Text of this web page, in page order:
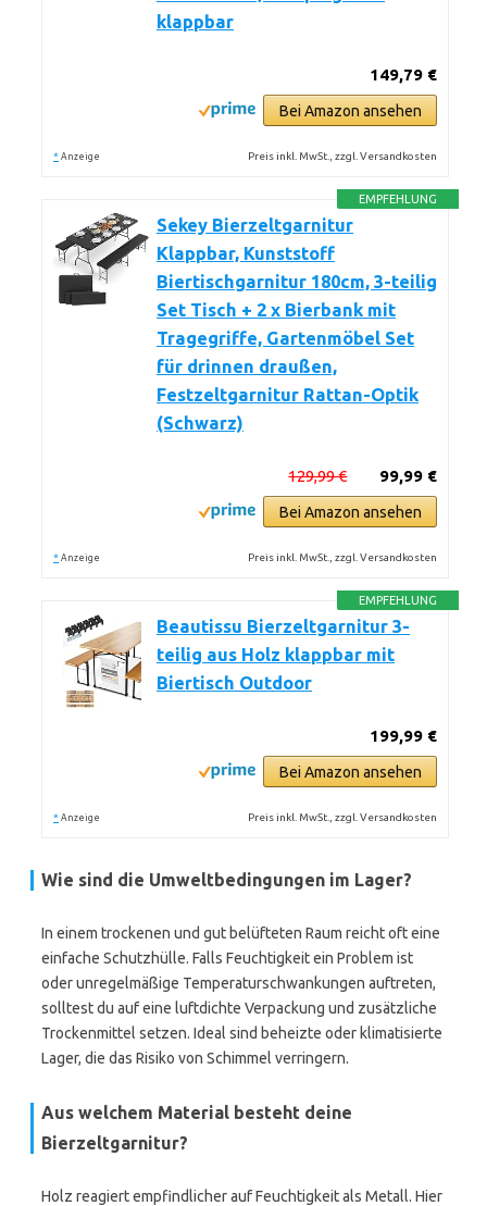
klappbar
149,79 €
Bei Amazon ansehen
* Anzeige Preis inkl. MwSt., zzgl. Versandkosten
EMPFEHLUNG
Sekey Bierzeltgarnitur
Klappbar, Kunststoff
Biertischgarnitur 180cm, 3-teilig
Set Tisch + 2 x Bierbank mit
Tragegriffe, Gartenmöbel Set
für drinnen draußen,
Festzeltgarnitur Rattan-Optik
(Schwarz)
99,99 €
129,99 €
Bei Amazon ansehen
* Anzeige Preis inkl. MwSt., zzgl. Versandkosten
EMPFEHLUNG
Beautissu Bierzeltgarnitur 3-
teilig aus Holz klappbar mit
Biertisch Outdoor
199,99 €
Bei Amazon ansehen
* Anzeige Preis inkl. MwSt., zzgl. Versandkosten
Wie sind die Umweltbedingungen im Lager?
In einem trockenen und gut belüfteten Raum reicht oft eine
einfache Schutzhülle. Falls Feuchtigkeit ein Problem ist
oder unregelmäßige Temperaturschwankungen auftreten,
solltest du auf eine luftdichte Verpackung und zusätzliche
Trockenmittel setzen. Ideal sind beheizte oder klimatisierte
Lager, die das Risiko von Schimmel verringern.
Aus welchem Material besteht deine
Bierzeltgarnitur?
Holz reagiert empfindlicher auf Feuchtigkeit als Metall. Hier